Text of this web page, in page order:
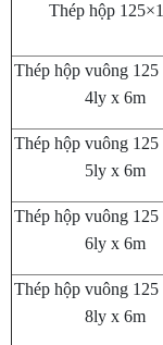
Thép hộp
Thép hộp vuông
4ly x 6m
Thép hộp vuông
5ly x 6m
Thép hộp vuông
6ly x 6m
Thép hộp vuông
8ly x 6m